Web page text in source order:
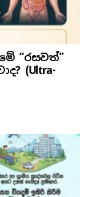
“රසවත්”
(Ultra-